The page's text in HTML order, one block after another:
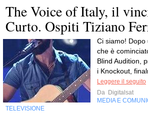
The Voice of Italy, il
Curto. Ospiti Tiziano
Ci siamo!
che è
Blind Audition,
i Knockout,
Leggere il seguito
Da Digitalsat
MEDIA E
TELEVISIONE